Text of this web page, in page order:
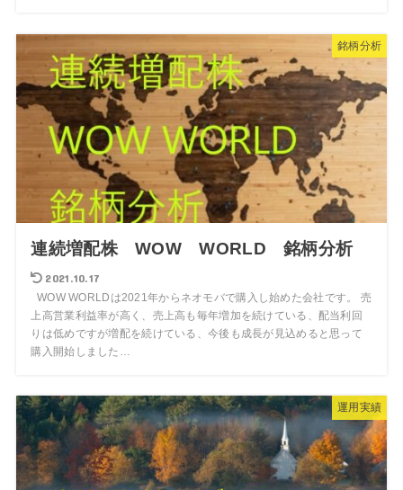
銘柄分析
連続増配株 WOW WORLD 銘柄分析
2021.10.17
WOW WORLDは2021年からネオモバで購入し始めた会社です。 売
上高営業利益率が高く、売上高も毎年増加を続けている、配当利回
りは低めですが増配を続けている、今後も成長が見込めると思って
購入開始しました…
運用実績